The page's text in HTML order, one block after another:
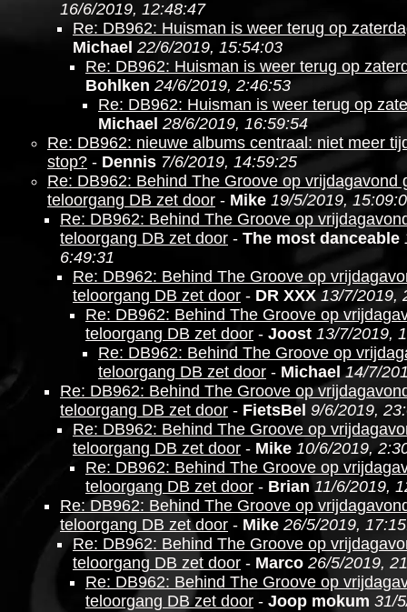
16/6/2019, 12:48:47
Re: DB962: Huisman is weer terug op
Michael 22/6/2019, 15:54:03
Re: DB962: Huisman is weer terug op
Bohlken 24/6/2019, 2:46:53
Re: DB962: Huisman is weer terug op
Michael 28/6/2019, 16:59:54
Re: DB962: nieuwe albums centraal: niet meer
stop? - Dennis 7/6/2019, 14:59:25
Re: DB962: Behind The Groove op vrijdagavond
teloorgang DB zet door - Mike 19/5/2019,
Re: DB962: Behind The Groove op
teloorgang DB zet door - The most danceable
6:49:31
Re: DB962: Behind The Groove op
teloorgang DB zet door - DR XXX 13/7/2019,
Re: DB962: Behind The Groove op
teloorgang DB zet door - Joost 13/7/2019,
Re: DB962: Behind The Groove op
teloorgang DB zet door - Michael 14/7/
Re: DB962: Behind The Groove op
teloorgang DB zet door - FietsBel 9/6/2019,
Re: DB962: Behind The Groove op
teloorgang DB zet door - Mike 10/6/2019,
Re: DB962: Behind The Groove op
teloorgang DB zet door - Brian 11/6/2019,
Re: DB962: Behind The Groove op
teloorgang DB zet door - Mike 26/5/2019,
Re: DB962: Behind The Groove op
teloorgang DB zet door - Marco 26/5/2019,
Re: DB962: Behind The Groove op
teloorgang DB zet door - Joop mokum 31/